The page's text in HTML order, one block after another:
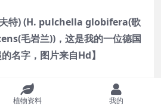
夫特) (H. pulchella globifera(歌
毛岩兰))，这是我的一位德国
名字，图片来自Hd】
植物资料 我的